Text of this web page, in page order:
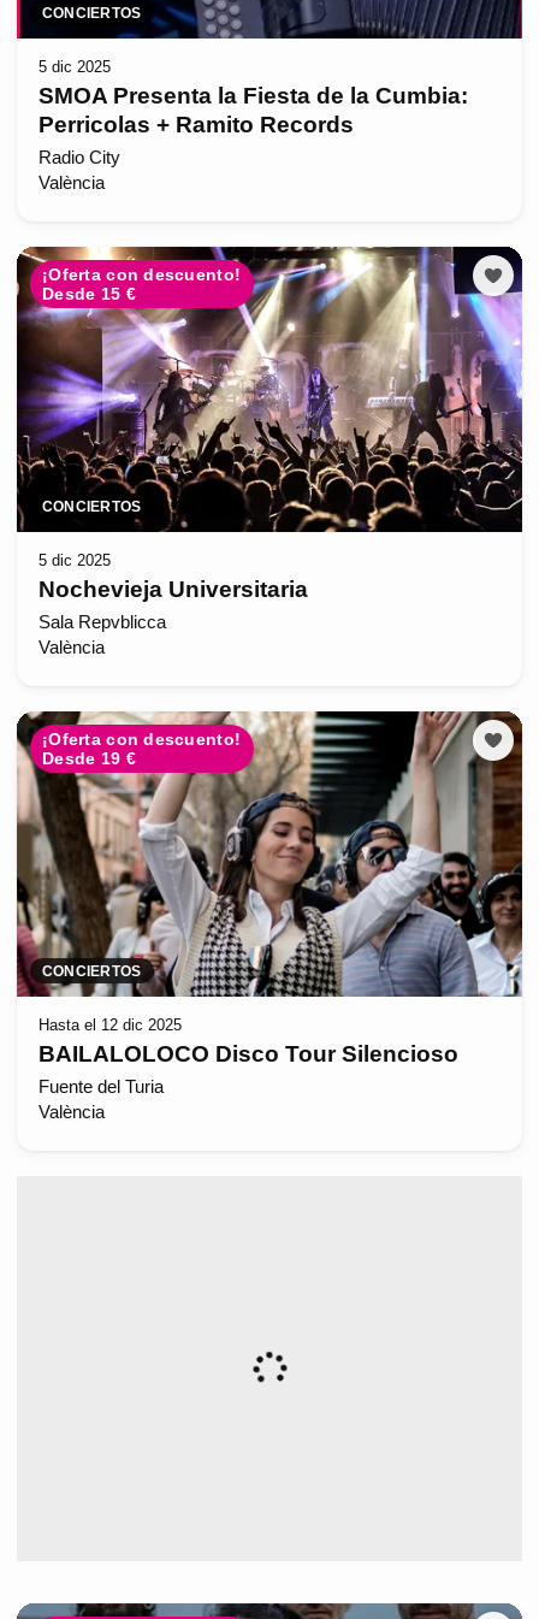
CONCIERTOS
5 dic 2025
SMOA Presenta la Fiesta de la Cumbia:
Perricolas + Ramito Records
Radio City
València
¡Oferta con descuento!
Desde 15 €
CONCIERTOS
5 dic 2025
Nochevieja Universitaria
Sala Repvblicca
València
¡Oferta con descuento!
Desde 19 €
CONCIERTOS
Hasta el 12 dic 2025
BAILALOLOCO Disco Tour Silencioso
Fuente del Turia
València